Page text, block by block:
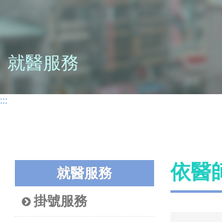
就醫服務
:::
就醫服務
掛號服務
依醫